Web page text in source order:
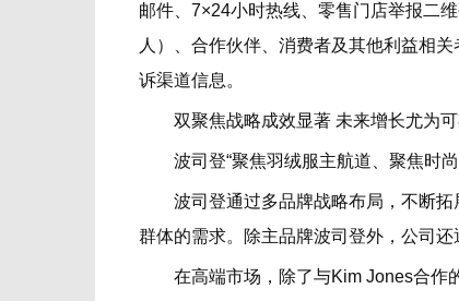
邮件、7×24小时热线、零售门店举报二
人）、合作伙伴、消费者及其他利益相
诉渠道信息。
双聚焦战略成效显著 未来增长尤为可
波司登“聚焦羽绒服主航道、聚焦时尚
波司登通过多品牌战略布局，不断拓
群体的需求。除主品牌波司登外，公司
在高端市场，除了与Kim Jones合作